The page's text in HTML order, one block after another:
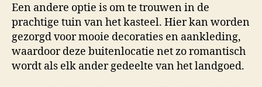
Een andere optie is om te trouwen in de
prachtige tuin van het kasteel. Hier kan worden
gezorgd voor mooie decoraties en aankleding,
waardoor deze buitenlocatie net zo romantisch
wordt als elk ander gedeelte van het landgoed.